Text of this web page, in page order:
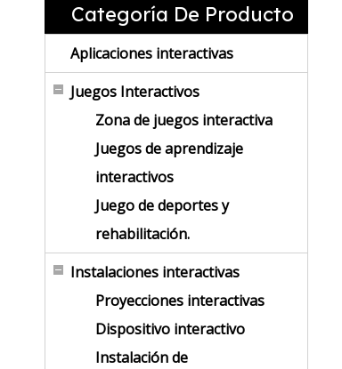
Categoría De Producto
Aplicaciones interactivas
Juegos Interactivos
Zona de juegos interactiva
Juegos de aprendizaje
interactivos
Juego de deportes y
rehabilitación.
Instalaciones interactivas
Proyecciones interactivas
Dispositivo interactivo
Instalación de